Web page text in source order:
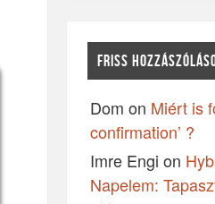
FRISS
Dom on Miért is
confirmation’ ?
Imre Engi on
Napelem: